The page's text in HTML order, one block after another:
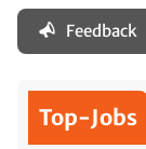
Feedback
Top-Jobs